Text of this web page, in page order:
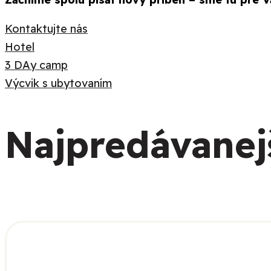
Kontaktujte nás
Hotel
3 DAy camp
Výcvik s ubytovaním